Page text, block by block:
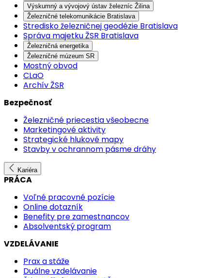
Výskumný a vývojový ústav železníc Žilina
Železničné telekomunikácie Bratislava
Stredisko železničnej geodézie Bratislava
Správa majetku ŽSR Bratislava
Železničná energetika
Železničné múzeum SR
Mostný obvod
CLaO
Archív ŽSR
Bezpečnosť
Železničné priecestia všeobecne
Marketingové aktivity
Strategické hlukové mapy
Stavby v ochrannom pásme dráhy
Kariéra
PRÁCA
Voľné pracovné pozície
Online dotazník
Benefity pre zamestnancov
Absolventský program
VZDELÁVANIE
Prax a stáže
Duálne vzdelávanie